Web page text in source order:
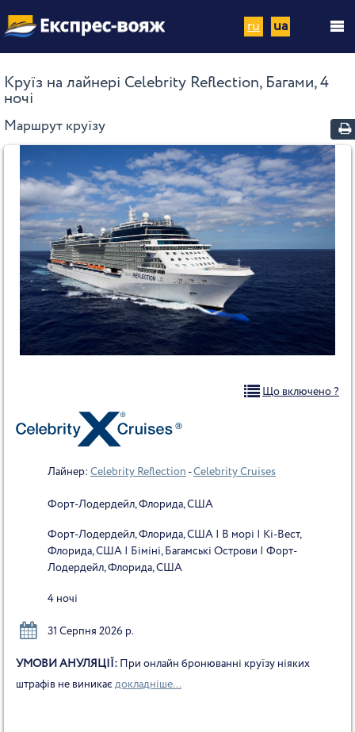
ru ua
Круїз на лайнері Celebrity Reflection, Багами, 4
ночі
Маршрут круїзу
Що включено ?
Лайнер: Celebrity Reflection -Celebrity Cruises
Форт-Лодердейл, Флорида, США
Форт-Лодердейл, Флорида, США | В морі | Кі-Вест,
Флорида, США | Біміні, Багамські Острови | Форт-
Лодердейл, Флорида, США
4 ночі
31 Серпня 2026 р.
УМОВИ АНУЛЯЦІЇ: При онлайн бронюванні круїзу ніяких
штрафів не виникає докладніше...